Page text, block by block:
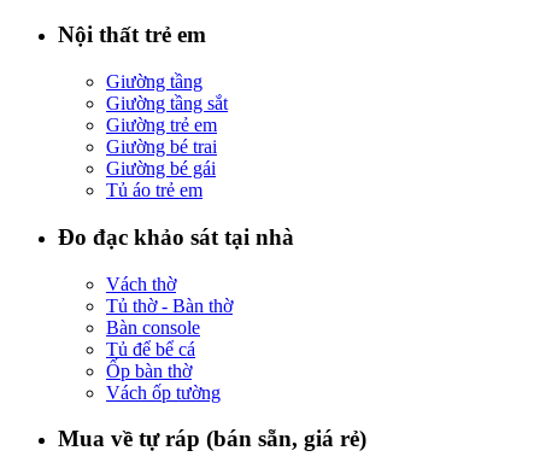
Nội thất trẻ em
Giường tầng
Giường tầng sắt
Giường trẻ em
Giường bé trai
Giường bé gái
Tủ áo trẻ em
Đo đạc khảo sát tại nhà
Vách thờ
Tủ thờ - Bàn thờ
Bàn console
Tủ để bể cá
Ốp bàn thờ
Vách ốp tường
Mua về tự ráp (bán sẵn, giá rẻ)